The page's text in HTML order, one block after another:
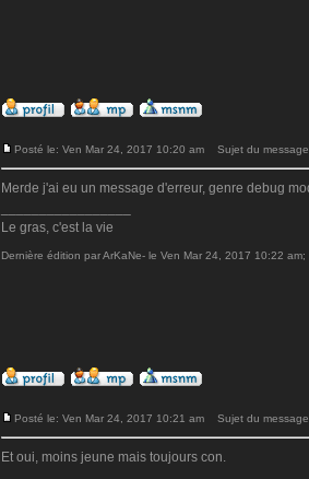
Posté le: Ven Mar 24, 2017 10:20 am Sujet du
Merde j'ai eu un message d'erreur, genre debug
Le gras, c'est la vie
Dernière édition par ArKaNe- le Ven Mar 24, 2017 10:22
Posté le: Ven Mar 24, 2017 10:21 am Sujet du
Et oui, moins jeune mais toujours con.